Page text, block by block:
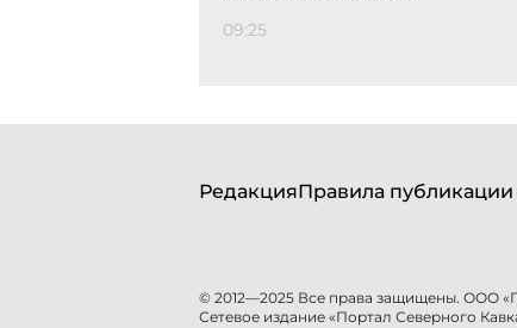
09:25
РедакцияПравила публикации
© 2012—2025 Все права защищены. ООО
Сетевое издание «Портал Северного